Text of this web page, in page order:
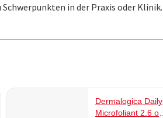
in der Praxis oder Klinik.